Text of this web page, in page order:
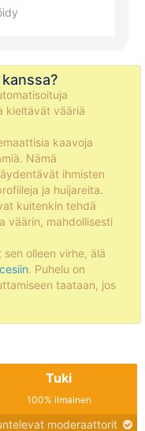
kieltävät vääriä
kaavoja
Nämä
ihmisten
ja huijareita.
kuitenkin tehdä
väärin, mahdollisesti
olleen virhe, älä
. Puhelu on
taataan, jos
Tuki
100% ilmainen
moderaattorit